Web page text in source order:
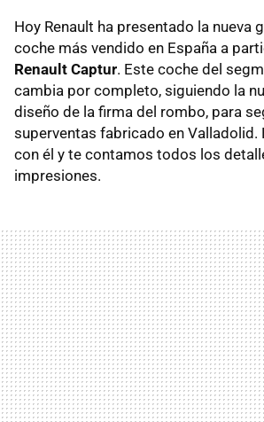
Hoy Renault ha presentado la nueva
coche más vendido en España a
Renault Captur. Este coche del
cambia por completo, siguiendo la
diseño de la firma del rombo, para
superventas fabricado en Valladolid.
con él y te contamos todos los
impresiones.